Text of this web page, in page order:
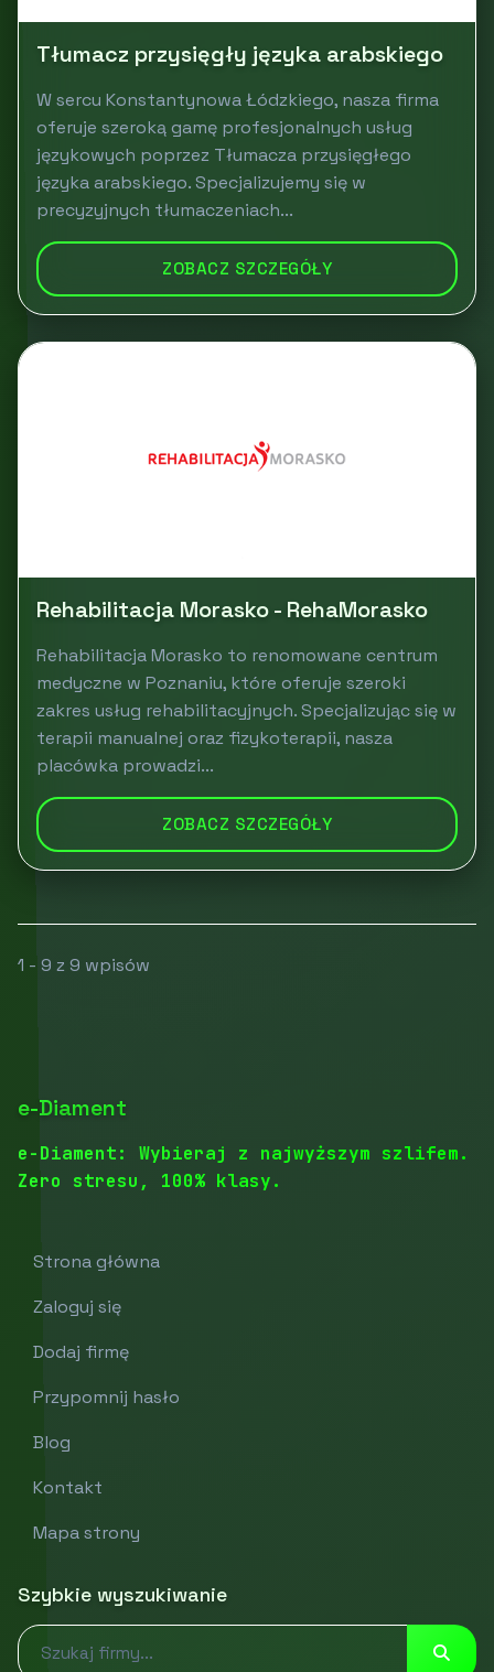
Tłumacz przysięgły języka arabskiego
W sercu Konstantynowa Łódzkiego, nasza firma
oferuje szeroką gamę profesjonalnych usług
językowych poprzez Tłumacza przysięgłego
języka arabskiego. Specjalizujemy się w
precyzyjnych tłumaczeniach...
ZOBACZ SZCZEGÓŁY
Rehabilitacja Morasko - RehaMorasko
Rehabilitacja Morasko to renomowane centrum
medyczne w Poznaniu, które oferuje szeroki
zakres usług rehabilitacyjnych. Specjalizując się w
terapii manualnej oraz fizykoterapii, nasza
placówka prowadzi...
ZOBACZ SZCZEGÓŁY
1 - 9 z 9 wpisów
e-Diament
e-Diament: Wybieraj z najwyższym szlifem.
Zero stresu, 100% klasy.
Strona główna
Zaloguj się
Dodaj firmę
Przypomnij hasło
Blog
Kontakt
Mapa strony
Szybkie wyszukiwanie